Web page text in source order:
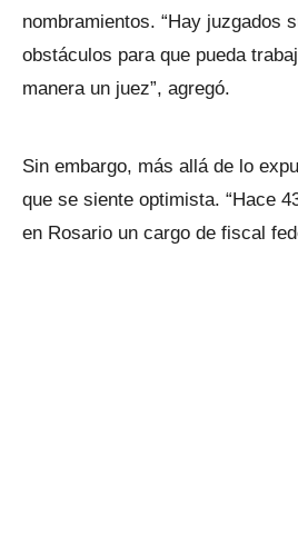
nombramientos. “Hay juzgados
obstáculos para que pueda
manera un juez”, agregó.
Sin embargo, más allá de lo
que se siente optimista. “Hace
en Rosario un cargo de fiscal